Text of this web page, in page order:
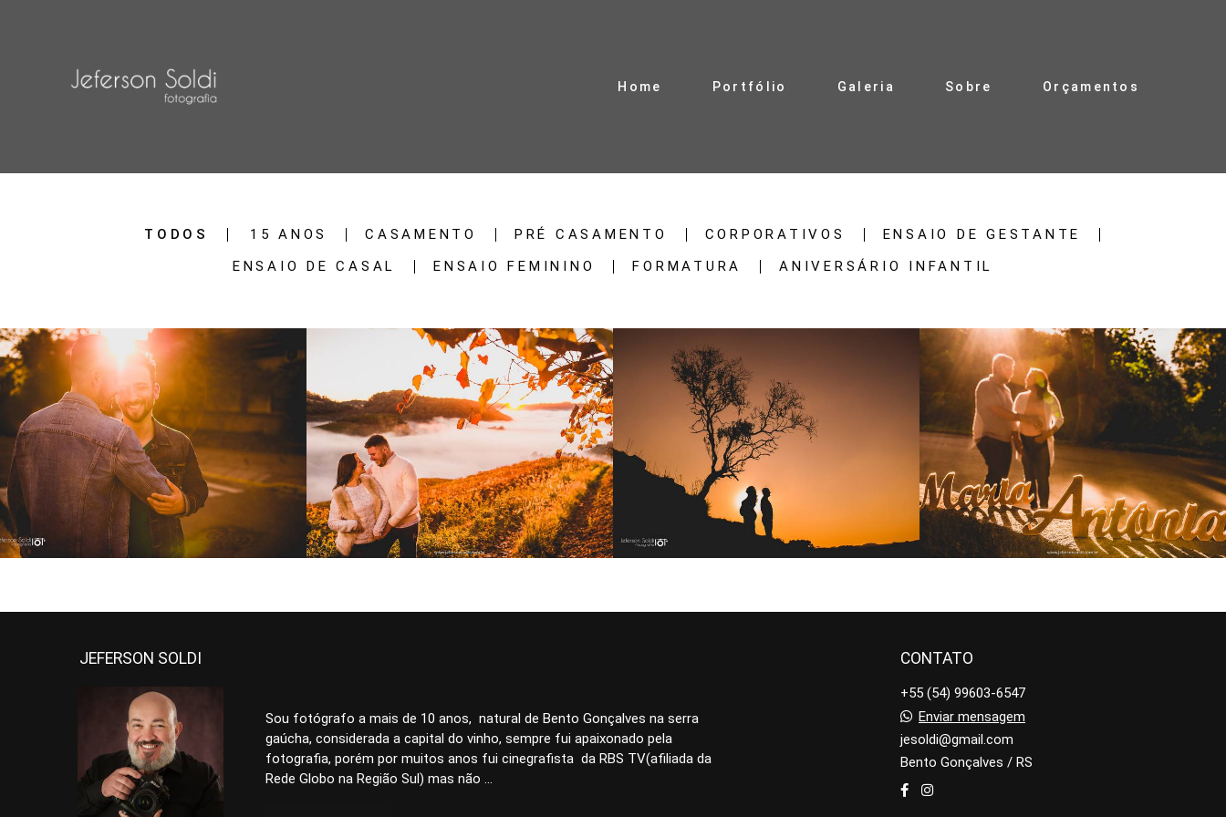
Home Portfólio Galeria Sobre Orçamentos
TODOS 15 ANOS CASAMENTO PRÉ CASAMENTO CORPORATIVOS
ENSAIO DE GESTANTE
ENSAIO DE CASAL
ENSAIO FEMININO FORMATURA ANIVERSÁRIO INFANTIL
5245 58 2051 42 1433 1187 37
JEFERSON SOLDI
Sou fotógrafo a mais de 10 anos, natural de Bento Gonçalves na serra
gaúcha, considerada a capital do vinho, sempre fui apaixonado pela
fotografia, porém por muitos anos fui cinegrafista da RBS TV(afiliada da
Rede Globo na Região Sul) mas não ...
CONTATO
+55 (54) 99603-6547
Enviar mensagem
jesoldi@gmail.com
Bento Gonçalves / RS